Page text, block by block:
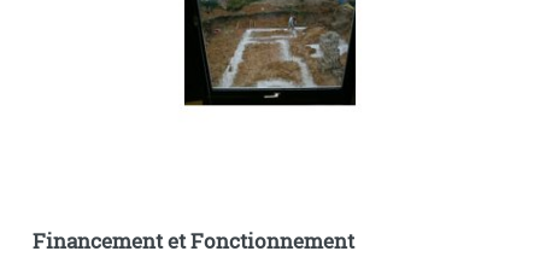
Financement et Fonctionnement